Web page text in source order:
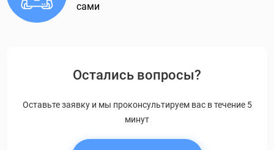
сами
Остались вопросы?
Оставьте заявку и мы проконсультируем вас в течение 5
минут